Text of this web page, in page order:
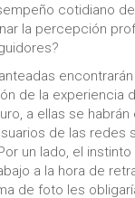
cotidiano
la percepción
de la experiencia
a ellas se
de las redes
un lado, el
a la hora de
de foto les